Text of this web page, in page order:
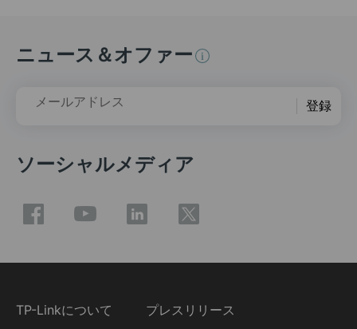
ニュース＆オファー
メールアドレス 登録
ソーシャルメディア
TP-Linkについて プレスリリース